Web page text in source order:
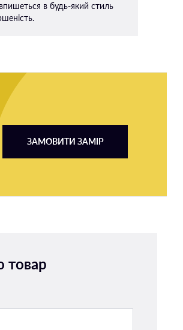
в будь-який стиль
ЗАМОВИТИ ЗАМІР
товар